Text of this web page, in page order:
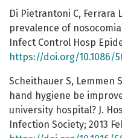
Di Pietrantoni C, Ferrara
prevalence of
Infect Control Hosp
https://doi.org/10.1086/
Scheithauer S, Lemmen
hand hygiene be
university hospital? J.
Infection Society; 2013